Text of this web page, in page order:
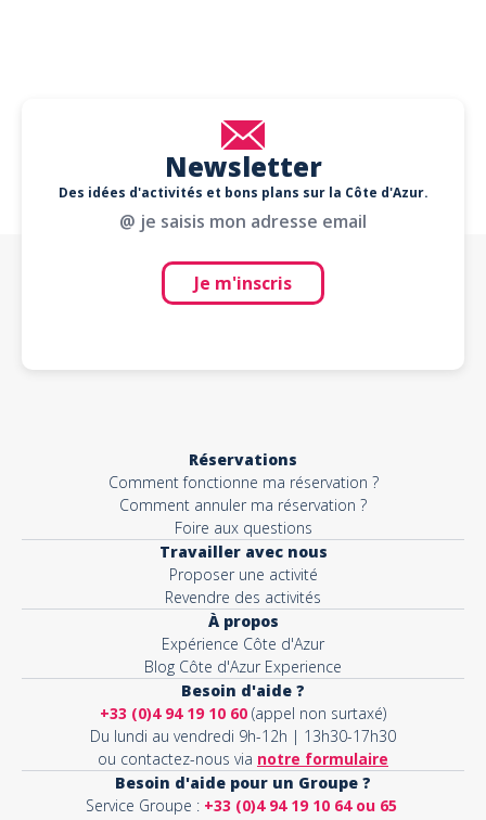
Newsletter
Des idées d'activités et bons plans sur la Côte d'Azur.
@ je saisis mon adresse email
Je m'inscris
Réservations
Comment fonctionne ma réservation ?
Comment annuler ma réservation ?
Foire aux questions
Travailler avec nous
Proposer une activité
Revendre des activités
À propos
Expérience Côte d'Azur
Blog Côte d'Azur Experience
Besoin d'aide ?
+33 (0)4 94 19 10 60 (appel non surtaxé)
Du lundi au vendredi 9h-12h | 13h30-17h30
ou contactez-nous via notre formulaire
Besoin d'aide pour un Groupe ?
Service Groupe : +33 (0)4 94 19 10 64 ou 65